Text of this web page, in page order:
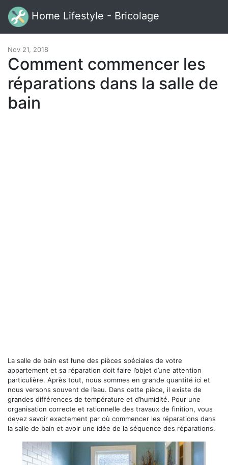
Home Lifestyle - Bricolage
Nov 21, 2018
Comment commencer les
réparations dans la salle de
bain
La salle de bain est l’une des pièces spéciales de votre
appartement et sa réparation doit faire l’objet d’une attention
particulière. Après tout, nous sommes en grande quantité ici et
nous versons souvent de l’eau. Dans cette pièce, il existe de
grandes différences de température et d’humidité. Pour une
organisation correcte et rationnelle des travaux de finition, vous
devez savoir exactement par où commencer les réparations dans
la salle de bain et avoir une idée de la séquence des réparations.